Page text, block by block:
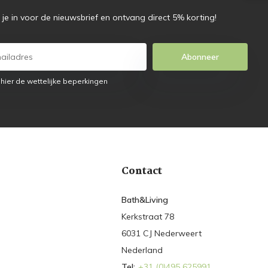
je in voor de nieuwsbrief en ontvang direct 5% korting!
Abonneer
de wettelijke beperkingen
Contact
Bath&Living
Kerkstraat 78
6031 CJ Nederweert
Nederland